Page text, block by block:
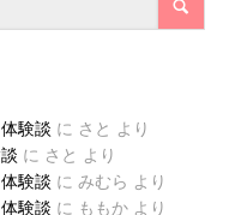
験談 に さと より
に さと より
験談 に みむら より
験談 に ももかより